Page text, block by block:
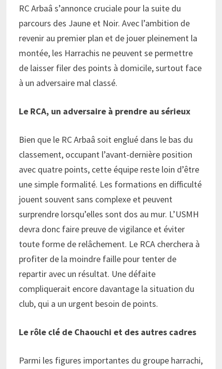
RC Arbaâ s’annonce cruciale pour la suite du
parcours des Jaune et Noir. Avec l’ambition de
revenir au premier plan et de jouer pleinement la
montée, les Harrachis ne peuvent se permettre
de laisser filer des points à domicile, surtout face
à un adversaire mal classé.
Le RCA, un adversaire à prendre au sérieux
Bien que le RC Arbaâ soit englué dans le bas du
classement, occupant l’avant-dernière position
avec quatre points, cette équipe reste loin d’être
une simple formalité. Les formations en difficulté
jouent souvent sans complexe et peuvent
surprendre lorsqu’elles sont dos au mur. L’USMH
devra donc faire preuve de vigilance et éviter
toute forme de relâchement. Le RCA cherchera à
profiter de la moindre faille pour tenter de
repartir avec un résultat. Une défaite
compliquerait encore davantage la situation du
club, qui a un urgent besoin de points.
Le rôle clé de Chaouchi et des autres cadres
Parmi les figures importantes du groupe harrachi,